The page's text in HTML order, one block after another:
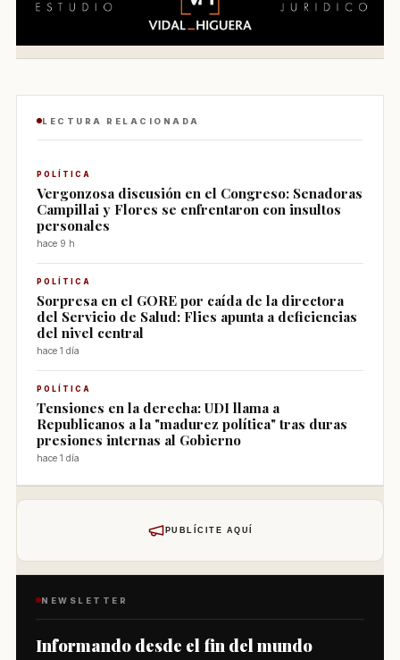
LECTURA RELACIONADA
POLÍTICA
Vergonzosa discusión en el Congreso: Senadoras
Campillai y Flores se enfrentaron con insultos
personales
hace 9 h
POLÍTICA
Sorpresa en el GORE por caída de la directora
del Servicio de Salud: Flies apunta a deficiencias
del nivel central
hace 1 día
POLÍTICA
Tensiones en la derecha: UDI llama a
Republicanos a la "madurez política" tras duras
presiones internas al Gobierno
hace 1 día
PUBLÍCITE AQUÍ
NEWSLETTER
Informando desde el fin del mundo